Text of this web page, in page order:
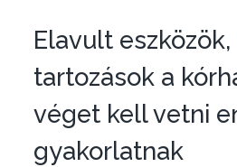
Elavult
tartozások a
véget kell vetni
gyakorlatnak